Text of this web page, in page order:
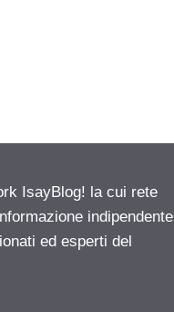
IsayBlog! la cui rete
indipendente
ed esperti del